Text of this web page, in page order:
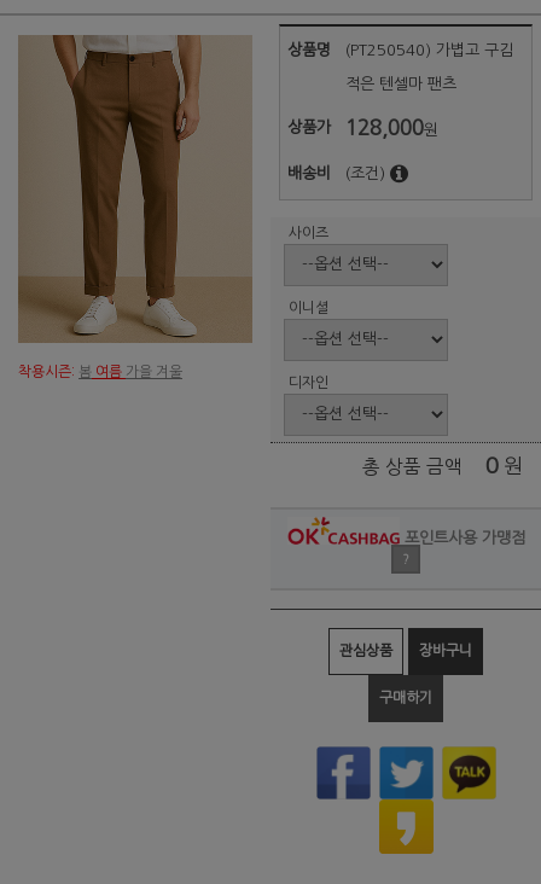
착용시즌: 봄 여름 가을 겨울
상품명 (PT250540) 가볍고 구김
적은 텐셀마 팬츠
상품가 128,000원
배송비 (조건)
사이즈
이니셜
디자인
총 상품 금액 0 원
포인트사용 가맹점
?
관심상품 장바구니
구매하기